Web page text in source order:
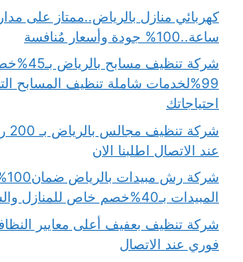
ساعة..100% جودة وأسعار مُنافسة
شركة
99%لخدمات شاملة تنظيف المسابح
احتياجاتك
عند الاتصال اطلبنا الان
المبيدات بـ40%خصم خاص للمنازل والشقق والفلل
فوري عند الاتصال